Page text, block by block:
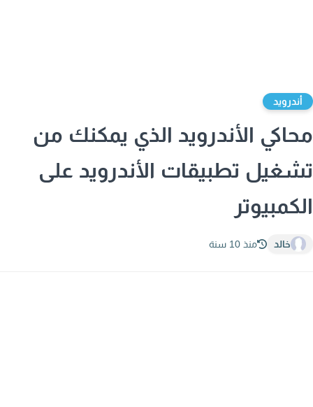
الأندرويد الذي يمكنك من
تطبيقات الأندرويد على
خالد منذ 10 سنة